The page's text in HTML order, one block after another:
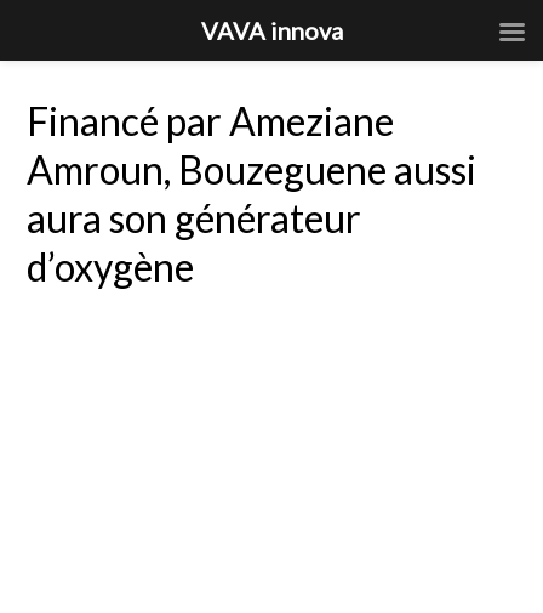
Financé par Ameziane
Amroun, Bouzeguene aussi
aura son générateur
d’oxygène
VAVA innova